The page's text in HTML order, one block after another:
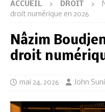
ACCUEIL DROIT
droit numérique en 2026
Nâzim
droit
mai 24, 2026 John